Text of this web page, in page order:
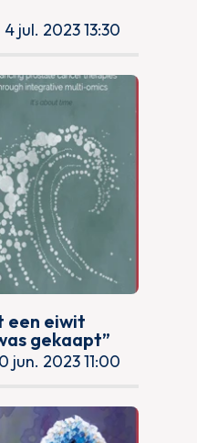
4 jul. 2023 13:30
een eiwit
gekaapt”
jun. 2023 11:00